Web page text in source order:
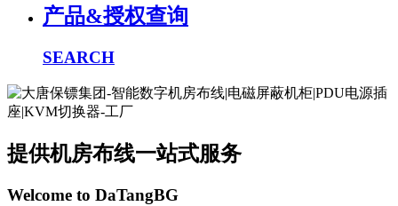
产品&授权查询
SEARCH
提供机房布线一站式服务
Welcome to DaTangBG